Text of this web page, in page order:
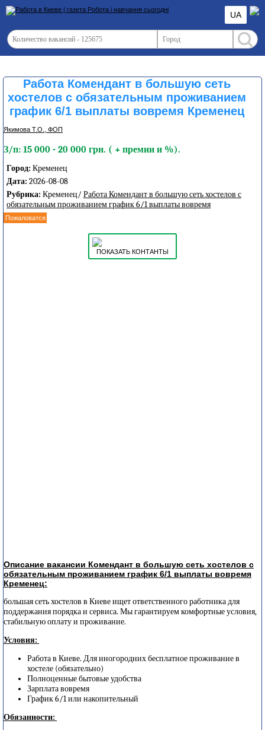
UA
Работа Комендант в большую сеть
хостелов с обязательным проживанием
график 6/1 выплаты вовремя Кременец
Якимова Т.О., ФОП
З/п: 15 000 - 20 000 грн. ( + премии и %).
Город: Кременец
Дата: 2026-08-08
Рубрика: Кременец/ Работа Комендант в большую сеть хостелов с
обязательным проживанием график 6/1 выплаты вовремя
Пожаловатся
ПОКАЗАТЬ КОНТАНТЫ
Описание вакансии Комендант в большую сеть хостелов с
обязательным проживанием график 6/1 выплаты вовремя
Кременец:
большая сеть хостелов в Киеве ищет ответственного работника для
поддержания порядка и сервиса. Мы гарантируем комфортные условия,
стабильную оплату и проживание.
Условия:
Работа в Киеве. Для иногородних бесплатное проживание в
хостеле (обязательно)
Полноценные бытовые удобства
Зарплата вовремя
График 6/1 или накопительный
Обязанности: